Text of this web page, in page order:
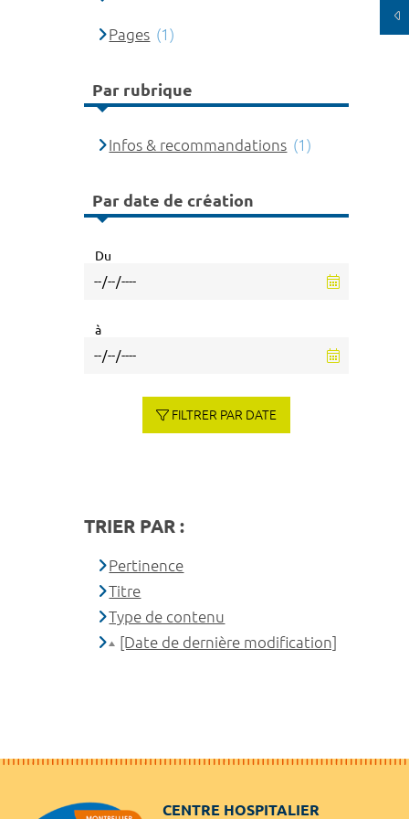
Pages (1)
Par rubrique
Infos & recommandations (1)
Par date de création
Du
à
FILTRER PAR DATE
TRIER PAR :
Pertinence
Titre
Type de contenu
[Date de dernière modification]
CENTRE HOSPITALIER